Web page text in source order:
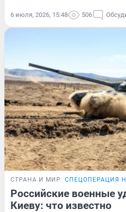
6 июля, 2026, 15:48 506
СТРАНА И МИР СПЕЦОПЕРАЦИЯ
Российские военные
Киеву: что известно